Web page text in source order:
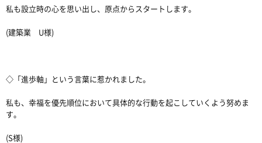
私も設立時の心を思い出し、原点からスタートします。
(建築業 U様)
◇「進歩軸」という言葉に惹かれました。
私も、幸福を優先順位において具体的な行動を起こしていくよう努めま
す。
(S様)